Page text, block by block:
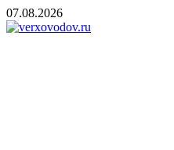
Skip
to
07.08.2026